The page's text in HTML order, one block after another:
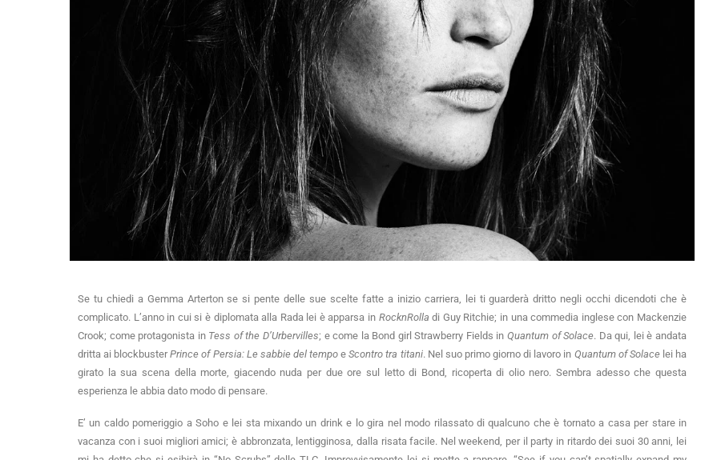
Se tu chiedi a Gemma Arterton se si pente delle sue scelte fatte a inizio carriera, lei ti guarderà dritto negli occhi dicendoti che è
complicato. L’anno in cui si è diplomata alla Rada lei è apparsa in RocknRolla di Guy Ritchie; in una commedia inglese con Mackenzie
Crook; come protagonista in Tess of the D’Urbervilles; e come la Bond girl Strawberry Fields inQuantum of Solace. Da qui, lei è andata
dritta ai blockbusterPrince of Persia: Le sabbie del tempo eScontro tra titani. Nel suo primo giorno di lavoro in Quantum of Solace lei ha
girato la sua scena della morte, giacendo nuda per due ore sul letto di Bond, ricoperta di olio nero. Sembra adesso che questa
esperienza le abbia dato modo di pensare.
E’ un caldo pomeriggio a Soho e lei sta mixando un drink e lo gira nel modo rilassato di qualcuno che è tornato a casa per stare in
vacanza con i suoi migliori amici; è abbronzata, lentigginosa, dalla risata facile. Nel weekend, per il party in ritardo dei suoi 30 anni, lei